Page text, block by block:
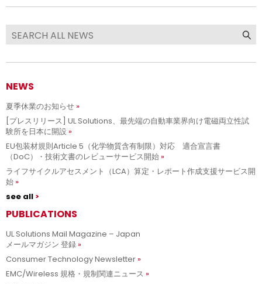
NEWS
夏季休業のお知らせ
[プレスリリース] UL Solutions、最先端の自動車業界向け電磁両立性試
験所を日本に開設
EU包装材規則Article 5（化学物質含有制限）対応 適合宣言書
（DoC）・技術文書のレビューサービス開始
ライフサイクルアセスメント（LCA）算定・レポート作成支援サービス開
始
see all
PUBLICATIONS
UL Solutions Mail Magazine – Japan
メールマガジン 登録
Consumer Technology Newsletter
EMC/Wireless 規格・規制関連ニュース